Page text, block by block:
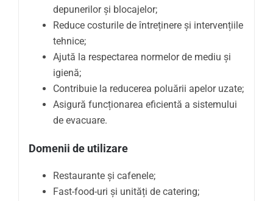
depunerilor și blocajelor;
Reduce costurile de întreținere și intervențiile
tehnice;
Ajută la respectarea normelor de mediu și
igienă;
Contribuie la reducerea poluării apelor uzate;
Asigură funcționarea eficientă a sistemului
de evacuare.
Domenii de utilizare
Restaurante și cafenele;
Fast-food-uri și unități de catering;